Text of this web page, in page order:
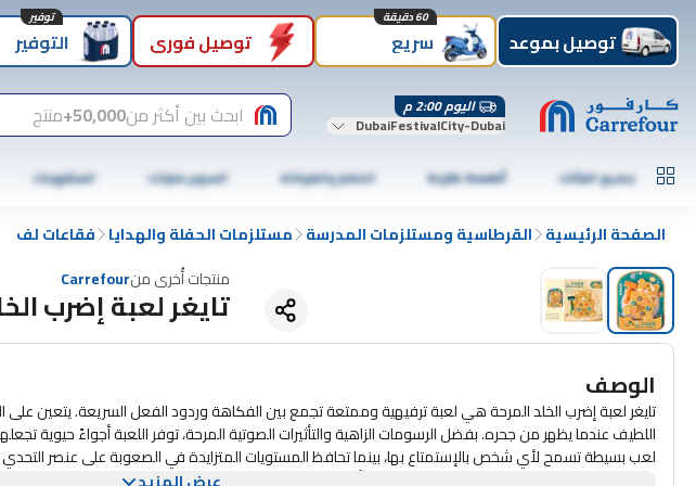
توصيل بموعد سريع
60 دقيقة
توصيل فوري التوفير
توفير
اليوم 2:00 م
DubaiFestivalCity-Dubai ابحث بين أكثر من50,000+ منتج
جميع الفئات أطعمة طازجة الخضار والفواكه السوبر ماركت المشروبات
الصفحة الرئيسية القرطاسية ومستلزمات المدرسة مستلزمات الحفلة والهدايا فقاعات لف
منتجات أُخرى منCarrefour
تايغر لعبة إضرب
الوصف
تايغر لعبة إضرب الخلد المرحة هي لعبة ترفيهية وممتعة تجمع بين الفكاهة وردود الفعل السريعة. يتعين على
اللطيف عندما يظهر من جحره. بفضل الرسومات الزاهية والتأثيرات الصوتية المرحة، توفر اللعبة أجواءً حيوية
لعب بسيطة تسمح لأي شخص بالإستمتاع بها، بينما تحافظ المستويات المتزايدة في الصعوبة على عنصر
لا تقتصر هذه اللعبة على التسلية فقط، بل تساعد أيضًا في تحسين التنسيق بين اليد والعين وسرعة الإستجابة.